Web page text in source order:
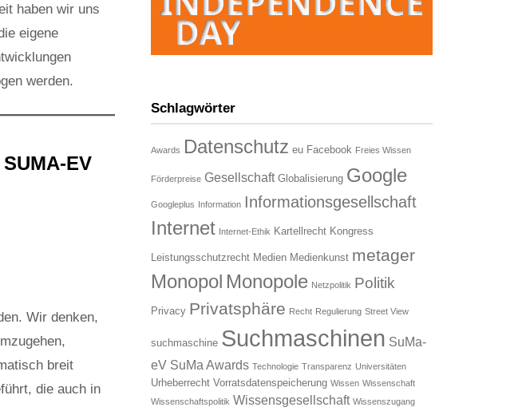
haben wir uns
eigene
werden.
EV
Wir denken,
breit
die auch in
Schlagwörter
Awards Datenschutz eu Facebook Freies Wissen
Förderpreise Gesellschaft Globalisierung Google
Googleplus Information Informationsgesellschaft
Internet Internet-Ethik Kartellrecht Kongress
Leistungsschutzrecht Medien Medienkunst metager
Monopol Monopole Netzpolitik Politik
Privacy Privatsphäre Recht Regulierung Street View
suchmaschine Suchmaschinen SuMa-
eV SuMa Awards Technologie Transparenz Universitäten
Urheberrecht Vorratsdatenspeicherung Wissen Wissenschaft
Wissenschaftspolitik Wissensgesellschaft Wissenszugang